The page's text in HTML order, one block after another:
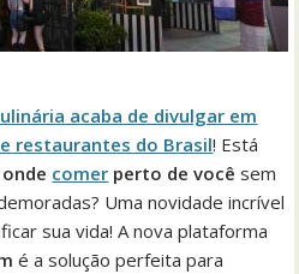
acaba de divulgar em
restaurantes do Brasil! Está
onde comer perto de você sem
Uma novidade incrível
sua vida! A nova plataforma
é a solução perfeita para